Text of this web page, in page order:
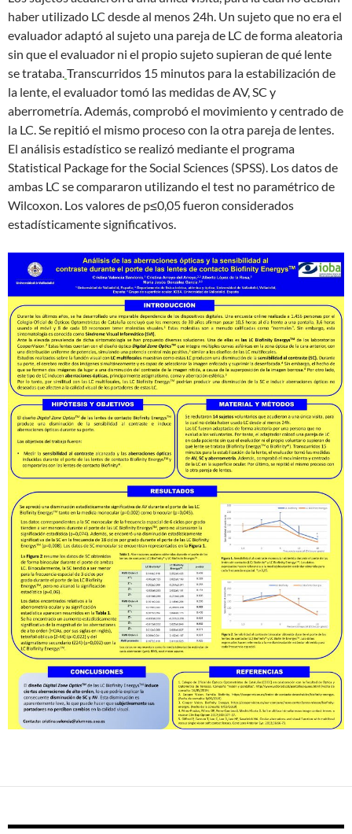
haber utilizado LC desde al menos 24h. Un sujeto que no era el
evaluador adaptó al sujeto una pareja de LC de forma aleatoria
sin que el evaluador ni el propio sujeto supieran de qué lente
se trataba.Transcurridos 15 minutos para la estabilización de
la lente, el evaluador tomó las medidas de AV, SC y
aberrometría. Además, comprobó el movimiento y centrado de
la LC. Se repitió el mismo proceso con la otra pareja de lentes.
El análisis estadístico se realizó mediante el programa
Statistical Package for the Social Sciences (SPSS). Los datos de
ambas LC se compararon utilizando el test no paramétrico de
Wilcoxon. Los valores de p≤0,05 fueron considerados
estadísticamente significativos.